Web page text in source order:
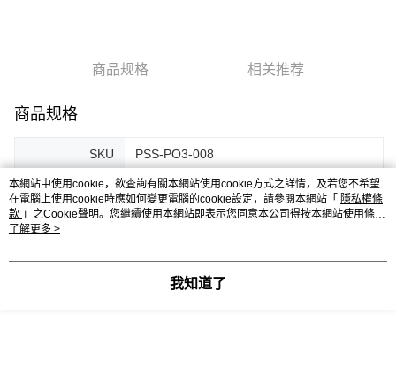
Free Shipping (Min RM100.00) within West Malaysia!
Pickup In-Store (3 working days, SMS notify)
免运费
商品规格 相关推荐
商品规格
SKU PSS-PO3-008
Product Size 29 X 42 CM
Package Size 29 X 42 X 3 CM
客服
本網站中使用cookie，欲查詢有關本網站使用cookie方式之詳情，及若您不希望
在電腦上使用cookie時應如何變更電腦的cookie設定，請參閱本網站「 隱私權條
款 」之Cookie聲明。您繼續使用本網站即表示您同意本公司得按本網站使用條款
之Cookie聲明使用cookie。
了解更多 >
我知道了